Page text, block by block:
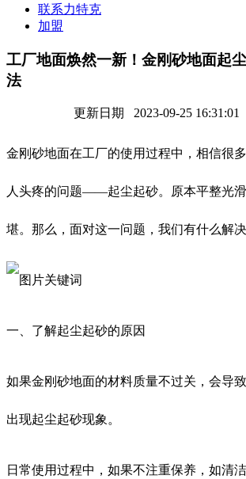
联系力特克
加盟
工厂地面焕然一新！金刚砂地面起
法
更新日期 2023-09-25 16:31:01
金刚砂地面在工厂的使用过程中，相信很
人头疼的问题——起尘起砂。原本平整光
堪。那么，面对这一问题，我们有什么解
一、了解起尘起砂的原因
如果金刚砂地面的材料质量不过关，会导
出现起尘起砂现象。
日常使用过程中，如果不注重保养，如清